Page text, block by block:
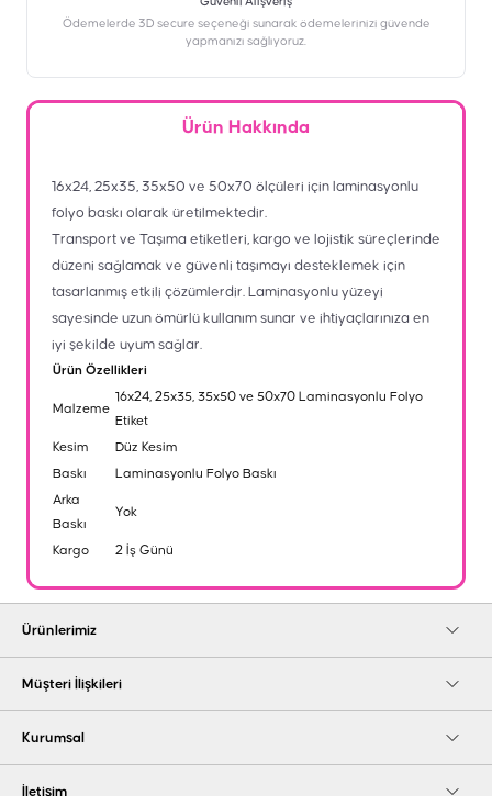
Ödemelerde 3D secure seçeneği sunarak ödemelerinizi güvende
yapmanızı sağlıyoruz.
Ürün Hakkında
16x24, 25x35, 35x50 ve 50x70 ölçüleri için laminasyonlu
folyo baskı olarak üretilmektedir.
Transport ve Taşıma etiketleri, kargo ve lojistik süreçlerinde
düzeni sağlamak ve güvenli taşımayı desteklemek için
tasarlanmış etkili çözümlerdir. Laminasyonlu yüzeyi
sayesinde uzun ömürlü kullanım sunar ve ihtiyaçlarınıza en
iyi şekilde uyum sağlar.
Ürün Özellikleri
Malzeme
16x24, 25x35, 35x50 ve 50x70 Laminasyonlu Folyo
Etiket
Kesim
Düz Kesim
Baskı
Laminasyonlu Folyo Baskı
Arka
Baskı
Yok
Kargo 2 İş Günü
Ürünlerimiz
Müşteri İlişkileri
Kurumsal
İletişim